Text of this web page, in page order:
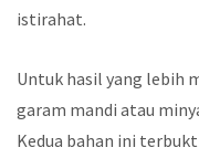
istirahat.
Untuk hasil yang lebih
garam mandi atau
Kedua bahan ini